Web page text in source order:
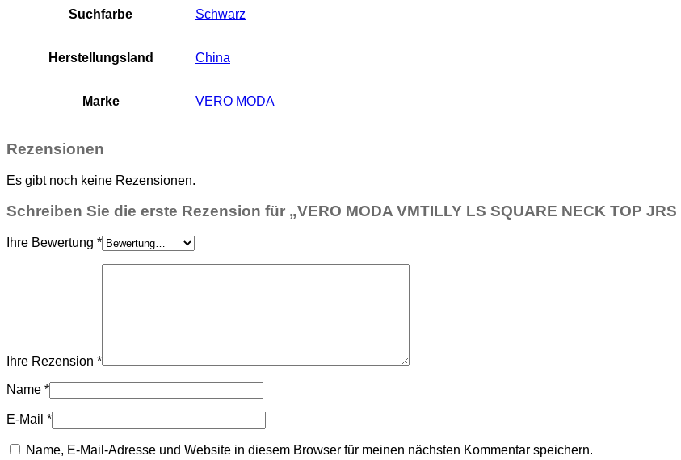
Suchfarbe Schwarz
Herstellungsland China
Marke VERO MODA
Rezensionen
Es gibt noch keine Rezensionen.
Schreiben Sie die erste Rezension für „VERO MODA VMTILLY LS SQUARE NECK TOP JRS
Ihre Bewertung *
Ihre Rezension *
Name *
E-Mail *
Name, E-Mail-Adresse und Website in diesem Browser für meinen nächsten Kommentar speichern.